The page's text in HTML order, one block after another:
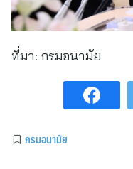
ที่มา: กรมอนามัย
กรมอนามัย